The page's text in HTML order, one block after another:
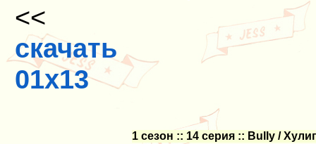
<<
скачать
01x13
1 сезон :: 14 серия :: Bully /